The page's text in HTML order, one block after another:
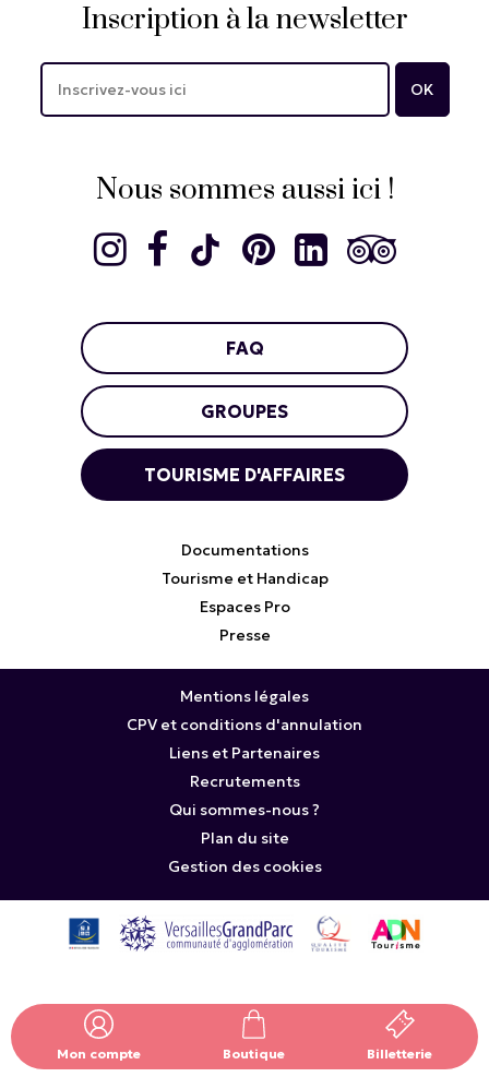
Mon compte Boutique Billetterie
Inscription à la newsletter
Nous sommes aussi ici !
FAQ
GROUPES
TOURISME D'AFFAIRES
Documentations
Tourisme et Handicap
Espaces Pro
Presse
Mentions légales
CPV et conditions d'annulation
Liens et Partenaires
Recrutements
Qui sommes-nous ?
Plan du site
Gestion des cookies